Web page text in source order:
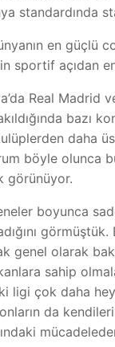
standardında
en güçlü
sportif açıdan
Real Madrid
daha
böyle olunca
görünüyor.
boyunca
genel olarak
sahip
ligi çok daha
onların da